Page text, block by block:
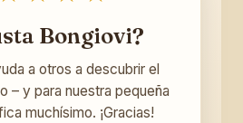
Bongiovi?
a otros a descubrir el
– y para nuestra pequeña
muchísimo. ¡Gracias!